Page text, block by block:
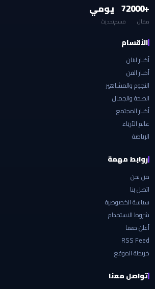
+2000
مقال
7
قسم
يومي
تحديث
الأقسام
أخبار لبنان
أخبار الفن
النجوم والمشاهير
الصحة والجمال
أخبار المجتمع
عالم الأزياء
الرياضة
روابط مهمة
من نحن
اتصل بنا
سياسة الخصوصية
شروط الاستخدام
أعلن معنا
RSS Feed
خريطة الموقع
تواصل معنا